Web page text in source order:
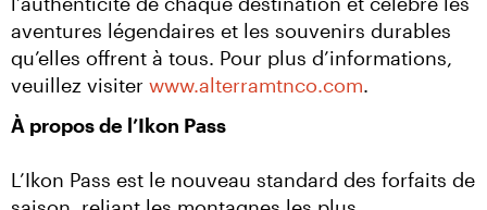
aventures légendaires et les souvenirs durables
qu’elles offrent à tous. Pour plus d’informations,
veuillez visiter www.alterramtnco.com.
À propos de l’Ikon Pass
L’Ikon Pass est le nouveau standard des forfaits de